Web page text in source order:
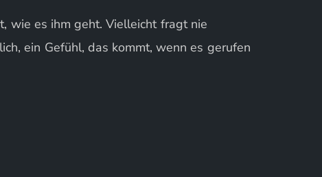
wie es ihm geht. Vielleicht fragt nie
ein Gefühl, das kommt, wenn es gerufen